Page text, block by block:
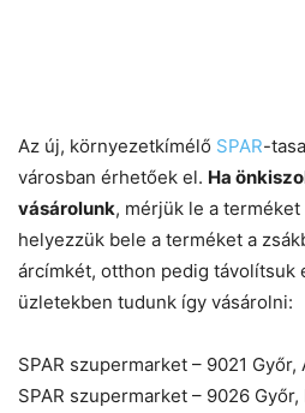
Az új, környezetkímélő SPAR-
városban érhetőek el. Ha
vásárolunk, mérjük le a
helyezzük bele a terméket a
árcímkét, otthon pedig távolítsuk
üzletekben tudunk így vásárolni:
SPAR szupermarket – 9021 Győr,
SPAR szupermarket – 9026